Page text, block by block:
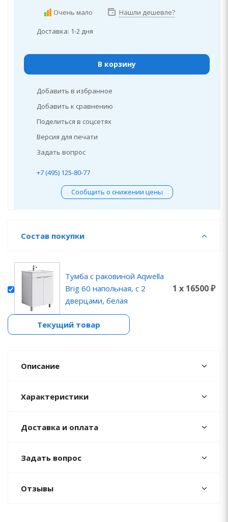
Очень мало Нашли дешевле?
Доставка: 1-2 дня
В корзину
Добавить в избранное
Добавить к сравнению
Поделиться в соцсетях
Версия для печати
Задать вопрос
+7 (495) 125-80-77
Сообщить о снижении цены
Состав покупки
Тумба с раковиной Aqwella
Brig 60 напольная, с 2
дверцами, белая
1 x 16500 ₽
Текущий товар
Описание
Характеристики
Доставка и оплата
Задать вопрос
Отзывы